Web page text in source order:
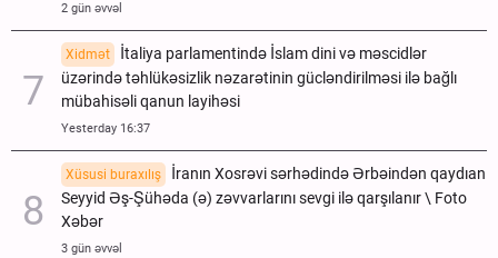
2 gün əvvəl
Xidmət
İtaliya parlamentində İslam dini və məscidlər
üzərində təhlükəsizlik nəzarətinin gücləndirilməsi ilə bağlı
mübahisəli qanun layihəsi
Yesterday 16:37
Xüsusi buraxılış
İranın Xosrəvi sərhədində Ərbəindən qaydıan
Seyyid Əş-Şühəda (ə) zəvvarlarını sevgi ilə qarşılanır \ Foto
Xəbər
3 gün əvvəl